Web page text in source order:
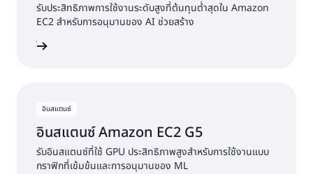
รับประสิทธิภาพการใช้งานระดับสูงที่ต้นทุนต่ำสุดใน Amazon
EC2 สำหรับการอนุมานของ AI ช่วยสร้าง
อินสแตนซ์
อินสแตนซ์ Amazon EC2 G5
รับอินสแตนซ์ที่ใช้ GPU ประสิทธิภาพสูงสำหรับการใช้งานแบบ
กราฟิกที่เข้มข้นและการอนุมานของ ML